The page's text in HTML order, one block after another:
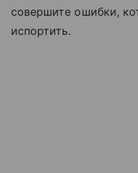
совершите ошибки,
испортить.